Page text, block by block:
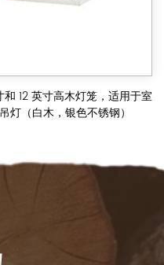
12 英寸高木灯笼，适用于室
灯（白木，银色不锈钢）